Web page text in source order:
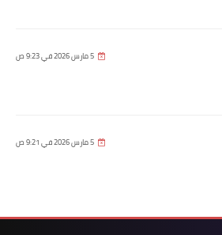
5 مارس 2026 في 9:23 ص
5 مارس 2026 في 9:21 ص